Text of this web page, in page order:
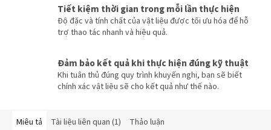
Tiết kiệm thời gian trong mỗi lần thực hiện
Độ đặc và tính chất của vật liệu được tối ưu hóa để hỗ
trợ thao tác nhanh và hiệu quả.
Đảm bảo kết quả khi thực hiện đúng kỹ thuật
Khi tuân thủ đúng quy trình khuyến nghị, bạn sẽ biết
chính xác vật liệu sẽ cho kết quả như thế nào.
Miêu tả Tài liệu liên quan (1) Thảo luận